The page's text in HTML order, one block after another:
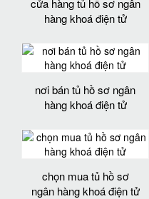
cửa hàng tủ hồ sơ ngân
hàng khoá điện tử
nơi bán tủ hồ sơ ngân
hàng khoá điện tử
chọn mua tủ hồ sơ
ngân hàng khoá điện tử